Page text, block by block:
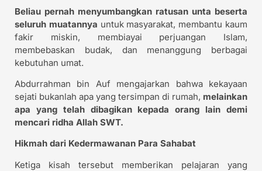
Beliau pernah menyumbangkan ratusan unta beserta
seluruh muatannya untuk masyarakat, membantu kaum
fakir miskin, membiayai perjuangan Islam,
membebaskan budak, dan menanggung berbagai
kebutuhan umat.
Abdurrahman bin Auf mengajarkan bahwa kekayaan
sejati bukanlah apa yang tersimpan di rumah, melainkan
apa yang telah dibagikan kepada orang lain demi
mencari ridha Allah SWT.
Hikmah dari Kedermawanan Para Sahabat
Ketiga kisah tersebut memberikan pelajaran yang